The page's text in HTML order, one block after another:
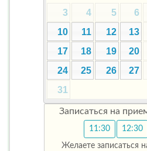
3
4 5 6
10
11 12 13
17
18 19 20
24
25 26 27
31
Записаться на
11:30 12:30
Желаете записаться